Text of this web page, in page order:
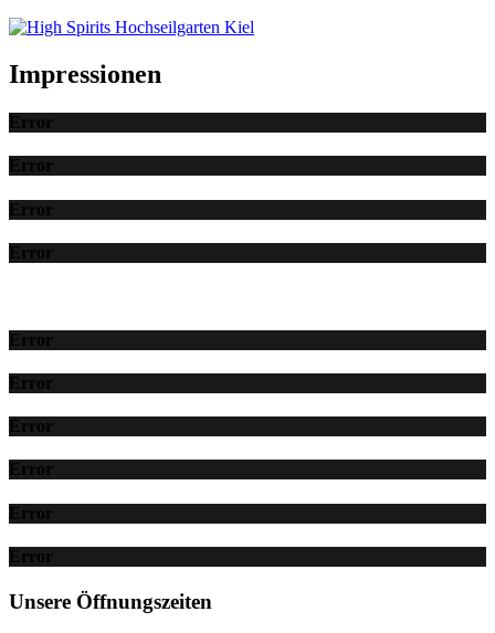
Impressionen
Error
Error
Error
Error
Error
Error
Error
Error
Error
Error
Unsere Öffnungszeiten